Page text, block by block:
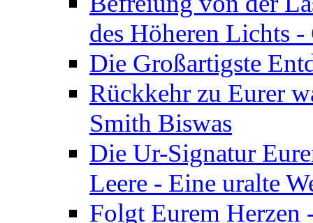
des Höheren Lichts
Die Großartigste
Rückkehr zu Eurer
Smith Biswas
Die Ur-Signatur
Leere - Eine uralte
Folgt Eurem